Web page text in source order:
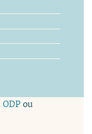
ou